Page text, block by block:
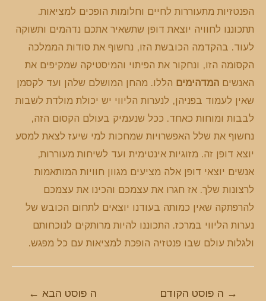
הפנטזיות מתעוררות לחיים וחלומות הופכים למציאות.
תתכוננו לחוויה יוצאת דופן שתשאיר אתכם נדהמים ותשוקה
לעוד. בהקדמה הכובשת הזו, נחשוף את סודות הממלכה
הקסומה הזו, ונחקור את הפיתוי והמיסטיקה שמקיפים את
האנשים המדהימים הללו. מהחן המושלם שלהן ועד לקסמן
שאין לעמוד בפניהן, לנערות הליווי יש יכולת מולדת לשבות
לבבות ומוחות כאחד. ככל שנעמיק בעולם הקסום הזה,
נחשוף את שלל האפשרויות שמחכות למי שיעז לצאת למסע
יוצא דופן זה. מזוגיות אינטימית ועד לשיחות מעוררות,
אנשים יוצאי דופן אלה מציעים מגוון חוויות המותאמות
לרצונות שלך. אז חגרו את עצמכם והכינו את עצמכם
להרפתקה שאין כמותה בעודנו יוצאים לתחום הכובש של
נערות הליווי במרכז. התכוננו להיות מרותקים לנוכחותם
ולגלות עולם שבו פנטזיה הופכת למציאות עם כל מפגש.
ניווט
→ ה פוסט הקודם ה פוסט הבא ←